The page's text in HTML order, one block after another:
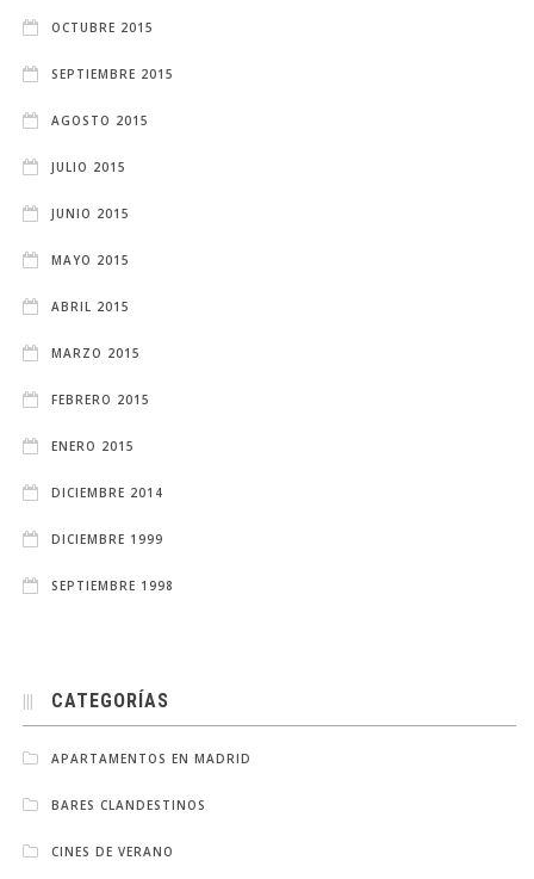
OCTUBRE 2015
SEPTIEMBRE 2015
AGOSTO 2015
JULIO 2015
JUNIO 2015
MAYO 2015
ABRIL 2015
MARZO 2015
FEBRERO 2015
ENERO 2015
DICIEMBRE 2014
DICIEMBRE 1999
SEPTIEMBRE 1998
CATEGORÍAS
APARTAMENTOS EN MADRID
BARES CLANDESTINOS
CINES DE VERANO